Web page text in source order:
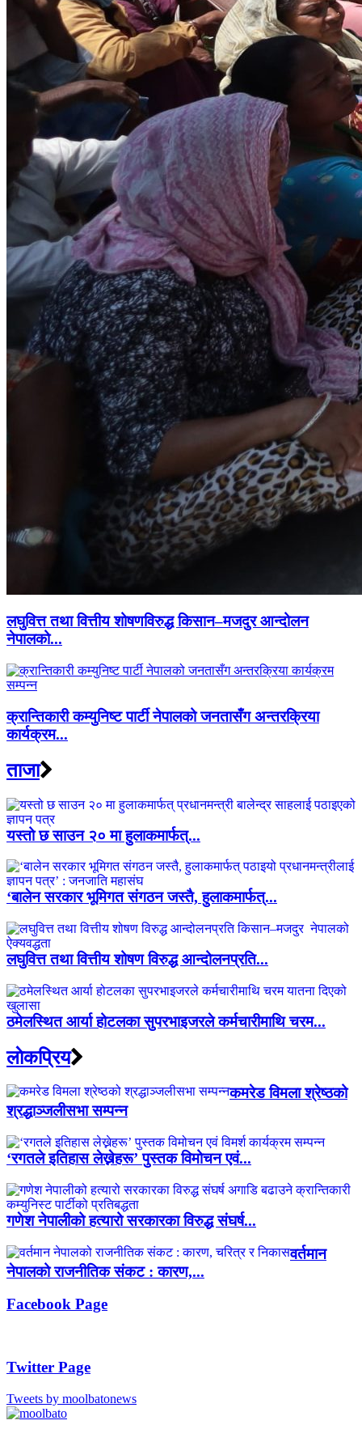
लघुवित्त तथा वित्तीय शोषणविरुद्ध किसान–मजदुर आन्दोलन
नेपालको...
क्रान्तिकारी कम्युनिष्ट पार्टी नेपालको जनतासँग अन्तरक्रिया
कार्यक्रम...
ताजा
यस्तो छ साउन २० मा हुलाकमार्फत्...
‘बालेन सरकार भूमिगत संगठन जस्तै, हुलाकमार्फत्...
लघुवित्त तथा वित्तीय शोषण विरुद्ध आन्दोलनप्रति...
ठमेलस्थित आर्या होटलका सुपरभाइजरले कर्मचारीमाथि चरम...
लाेकप्रिय
कमरेड विमला श्रेष्ठको
श्रद्धाञ्जलीसभा सम्पन्न
‘रगतले इतिहास लेख्नेहरू’ पुस्तक विमोचन एवं...
गणेश नेपालीको हत्यारो सरकारका विरुद्ध संघर्ष...
वर्तमान
नेपालको राजनीतिक संकट : कारण,...
Facebook Page
Twitter Page
Tweets by moolbatonews